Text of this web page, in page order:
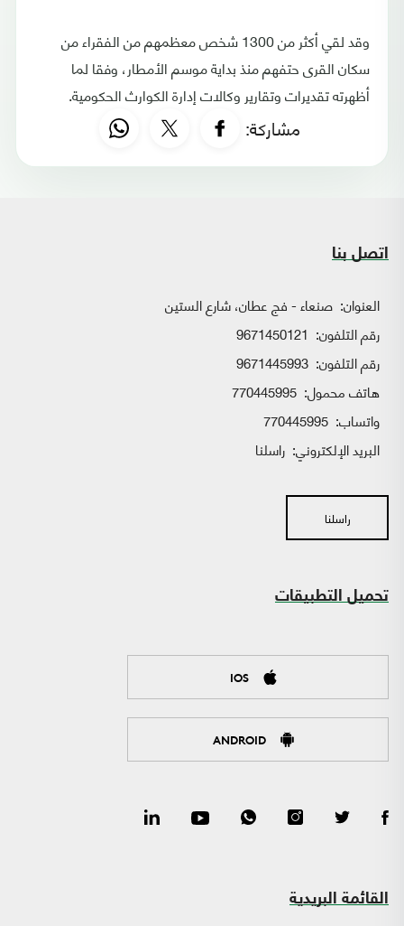
وقد لقي أكثر من 1300 شخص معظمهم من الفقراء من
سكان القرى حتفهم منذ بداية موسم الأمطار، وفقا لما
أظهرته تقديرات وتقارير وكالات إدارة الكوارث الحكومية.
مشاركة:
اتصل بنا
العنوان: صنعاء - فج عطان، شارع الستين
رقم التلفون: 9671450121
رقم التلفون: 9671445993
هاتف محمول: 770445995
واتساب:
البريد الإلكتروني: راسلنا
راسلنا
تحميل التطبيقات
IOS
ANDROID
القائمة البريدية